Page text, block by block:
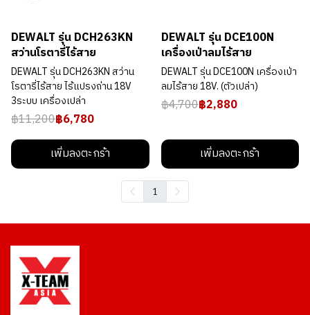
DEWALT รุ่น DCH263KN
สว่านโรตารี่ไร้สาย
DEWALT รุ่น DCH263KN สว่าน
โรตารี่ไร้สาย ไร้แปรงถ่าน 18V
3ระบบ เครื่องเปล่า
฿11,200฿6,780
เพิ่มลงตะกร้า
DEWALT รุ่น DCE100N
เครื่องเป่าลมไร้สาย
DEWALT รุ่น DCE100N เครื่องเป่า
ลมไร้สาย 18V. (ตัวเปล่า)
฿4,700฿2,880
เพิ่มลงตะกร้า
1